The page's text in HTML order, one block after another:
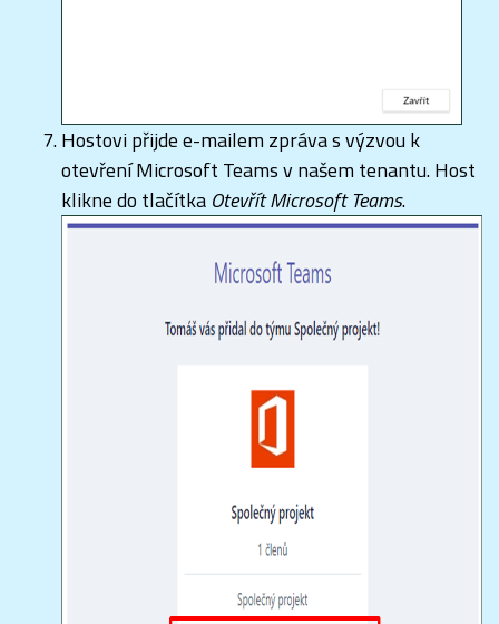
Hostovi přijde e-mailem zpráva s výzvou k
otevření Microsoft Teams v našem tenantu. Host
klikne do tlačítka Otevřít Microsoft Teams.